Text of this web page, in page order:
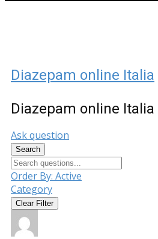
Diazepam online Italia
Diazepam online Italia
Ask question
Search
Order By: Active
Category
Clear Filter